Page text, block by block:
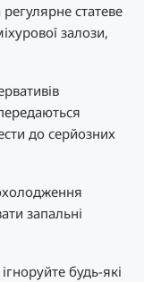
статеве
залози,
до серйозних
запальні
будь-які